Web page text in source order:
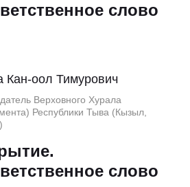
слово
Кан-оол Тимурович
Верховного Хурала
Республики Тыва (Кызыл,
слово